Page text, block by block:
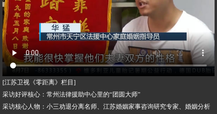
[江苏卫视《零距离》栏目]
采访好评核心：常州法律援助中心里的“团圆大师”
采访核心人物：小三劝退分离名师、江苏婚姻家事咨询研究专家、婚姻分析